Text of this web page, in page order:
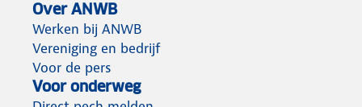
Over ANWB
Werken bij ANWB
Vereniging en bedrijf
Voor de pers
Voor onderweg